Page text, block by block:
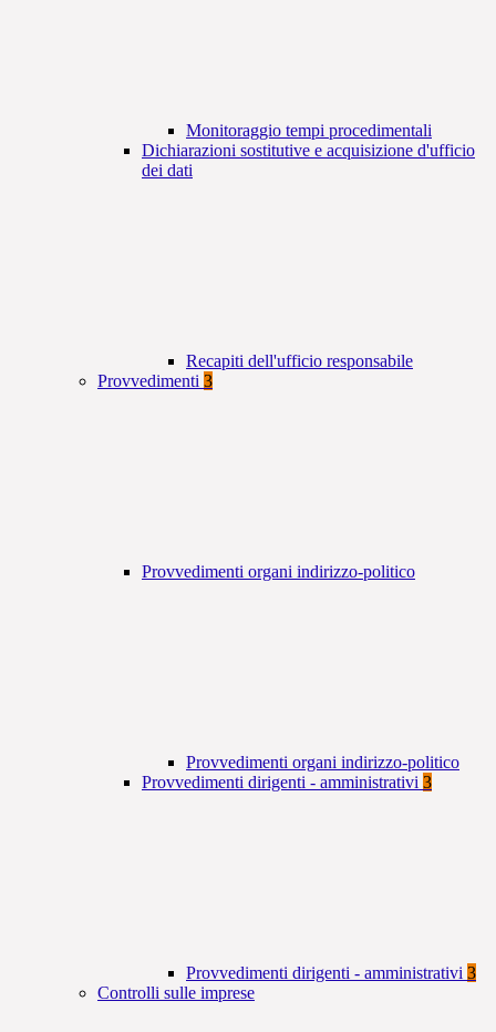
Monitoraggio tempi procedimentali
Dichiarazioni sostitutive e acquisizione d'ufficio
dei dati
Recapiti dell'ufficio responsabile
Provvedimenti 3
Provvedimenti organi indirizzo-politico
Provvedimenti organi indirizzo-politico
Provvedimenti dirigenti - amministrativi 3
Provvedimenti dirigenti - amministrativi 3
Controlli sulle imprese